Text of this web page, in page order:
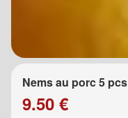
Nems au porc 5 pcs
9.50 €